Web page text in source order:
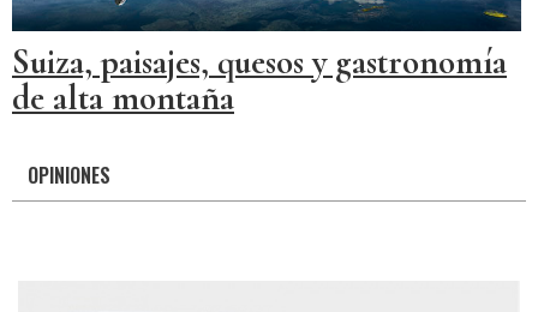
Suiza, paisajes, quesos y gastronomía
de alta montaña
OPINIONES